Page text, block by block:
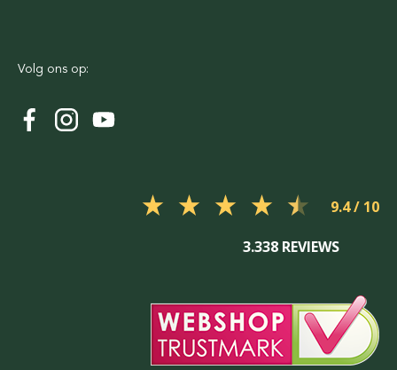
Volg ons op:
9.4
3.338 REVIEWS